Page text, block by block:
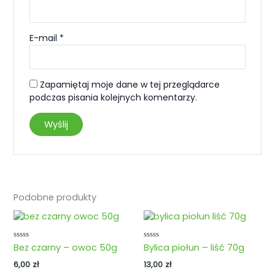
E-mail *
Zapamiętaj moje dane w tej przeglądarce
podczas pisania kolejnych komentarzy.
Podobne produkty
Oceniono
0
na
5
Bez czarny – owoc 50g
6,00 zł
Oceniono
0
na
5
Bylica piołun – liść 70g
13,00 zł